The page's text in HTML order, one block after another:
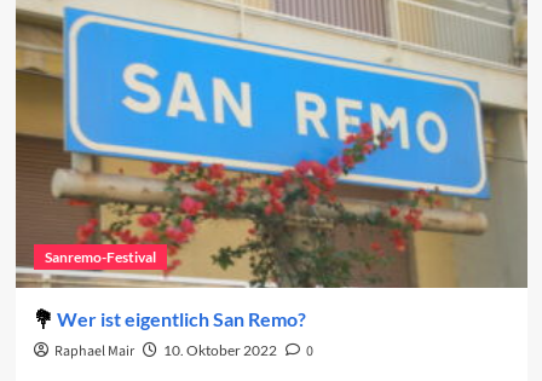
Sanremo-Festival
Wer ist eigentlich San Remo?
Raphael Mair 10. Oktober 2022 0